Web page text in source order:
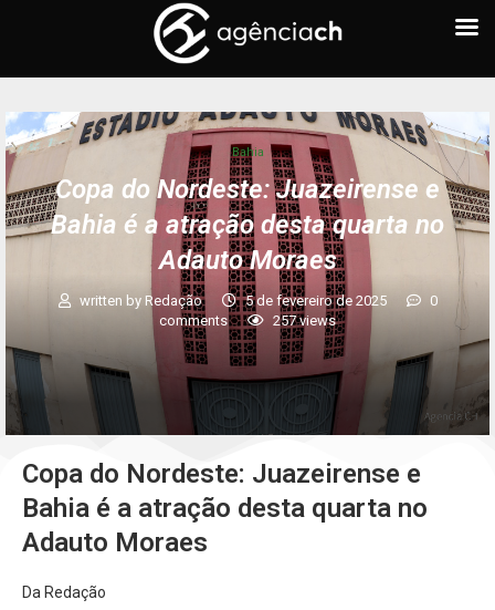
Bahia
Copa do Nordeste: Juazeirense e
Bahia é a atração desta quarta no
Adauto Moraes
written by Redação 5 de fevereiro de 2025
0
comments
257views
Copa do Nordeste: Juazeirense e
Bahia é a atração desta quarta no
Adauto Moraes
Da Redação